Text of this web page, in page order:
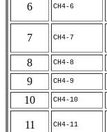
6 CH4-6
7 CH4-7
8 CH4-8
9
CH4-9
10
CH4-10
11 CH4-11